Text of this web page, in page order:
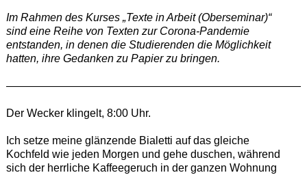
Im Rahmen des Kurses „Texte in Arbeit (Oberseminar)“
sind eine Reihe von Texten zur Corona-Pandemie
entstanden, in denen die Studierenden die Möglichkeit
hatten, ihre Gedanken zu Papier zu bringen.
Der Wecker klingelt, 8:00 Uhr.
Ich setze meine glänzende Bialetti auf das gleiche
Kochfeld wie jeden Morgen und gehe duschen, während
sich der herrliche Kaffeegeruch in der ganzen Wohnung